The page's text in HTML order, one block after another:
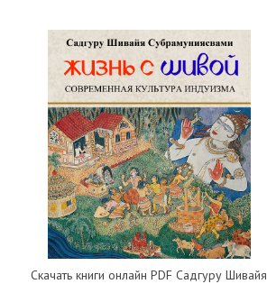
Скачать книги онлайн PDF Садгуру Шивайя